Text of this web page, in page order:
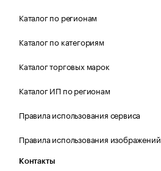
Каталог по регионам
Каталог по категориям
Каталог торговых марок
Каталог ИП по регионам
Правила использования сервиса
Правила использования изображений
Контакты